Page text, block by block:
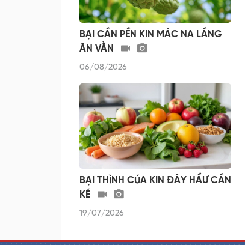
BẠI CẦN PỀN KIN MÁC NA LẦNG
ĂN VẰN
06/08/2026
BẠI THÌNH CÚA KIN ĐÂY HẨƯ CẦN
KÉ
19/07/2026